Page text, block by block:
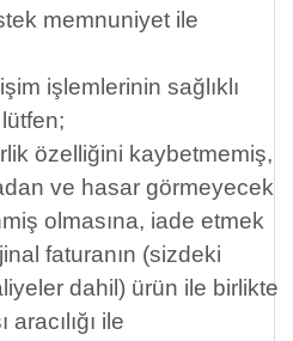
memnuniyet ile
işlemlerinin sağlıklı
özelliğini kaybetmemiş,
ve hasar görmeyecek
olmasına, iade etmek
faturanın (sizdeki
dahil) ürün ile birlikte
ile